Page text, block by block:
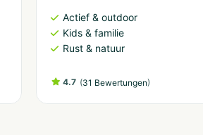
Actief & outdoor
Kids & familie
Rust & natuur
4.7 (31 Bewertungen)